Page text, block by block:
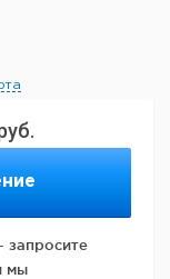
запросите
мы